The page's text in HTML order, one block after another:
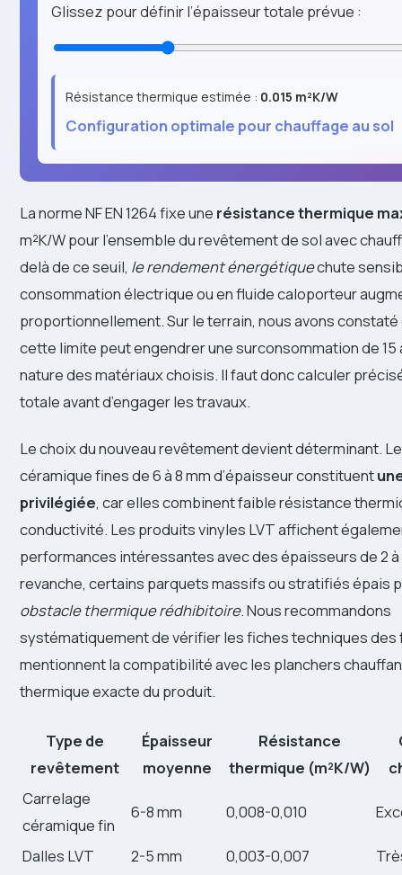
Glissez pour définir l’épaisseur totale prévue :
Résistance thermique estimée : 0.015 m²K/W
Configuration optimale pour chauffage au sol
La norme NF EN 1264 fixe une résistance thermique
m²K/W pour l’ensemble du revêtement de sol avec
delà de ce seuil, le rendement énergétiquechute
consommation électrique ou en fluide caloporteur
proportionnellement. Sur le terrain, nous avons
cette limite peut engendrer une surconsommation de 15
nature des matériaux choisis. Il faut donc calculer
totale avant d’engager les travaux.
Le choix du nouveau revêtement devient déterminant.
céramique fines de 6 à 8 mm d’épaisseur constituent
privilégiée, car elles combinent faible résistance
conductivité. Les produits vinyles LVT affichent
performances intéressantes avec des épaisseurs de 2 à
revanche, certains parquets massifs ou stratifiés épais
obstacle thermique rédhibitoire. Nous recommandons
systématiquement de vérifier les fiches techniques des
mentionnent la compatibilité avec les planchers
thermique exacte du produit.
Type de
revêtement
Épaisseur
moyenne
Résistance
thermique (m²K/W)
Carrelage
céramique fin
6-8 mm 0,008-0,010
Dalles LVT 2-5 mm 0,003-0,007